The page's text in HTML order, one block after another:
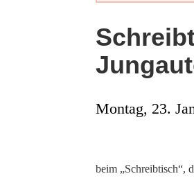
Montag, 23.
beim „Schreibtisch“,